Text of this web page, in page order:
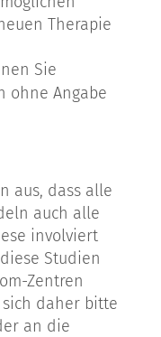
Therapie
Sie
ohne Angabe
aus, dass alle
auch alle
involviert
Studien
Zentren
daher bitte
an die